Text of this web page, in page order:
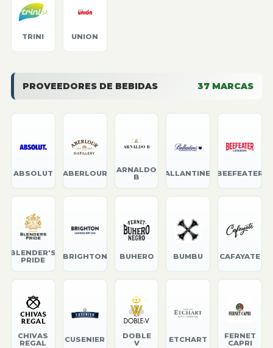
TRINI UNION
PROVEEDORES DE BEBIDAS 37 MARCAS
ABSOLUT ABERLOUR
ARNALDO
B
BALLANTINE'S BEEFEATER
BLENDER'S
PRIDE
BRIGHTON BUHERO BUMBU CAFAYATE
CHIVAS
REGAL
CUSENIER
DOBLE
V
ETCHART
FERNET
CAPRI